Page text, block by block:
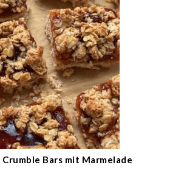
Bars mit Marmelade